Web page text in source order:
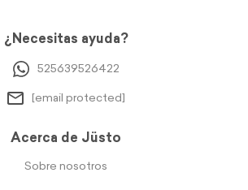
¿Necesitas ayuda?
525639526422
[email protected]
Acerca de Jüsto
Sobre nosotros